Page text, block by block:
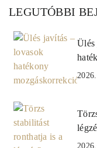
LEGUTÓBBI
Ülés